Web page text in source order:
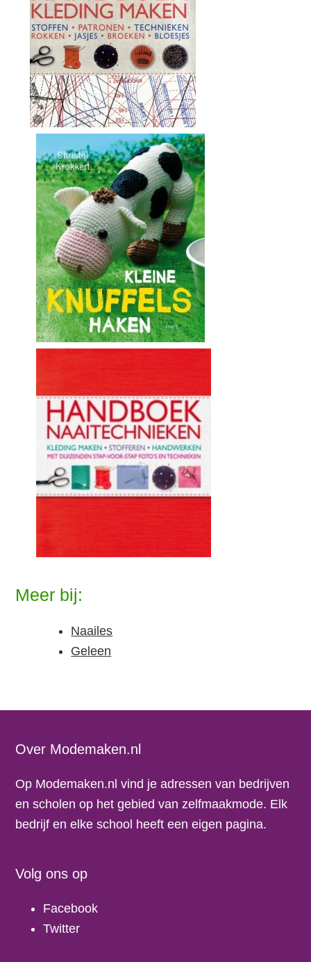
Meer bij:
Naailes
Geleen
Footer
Over Modemaken.nl
Op Modemaken.nl vind je adressen van bedrijven
en scholen op het gebied van zelfmaakmode. Elk
bedrijf en elke school heeft een eigen pagina.
Volg ons op
Facebook
Twitter